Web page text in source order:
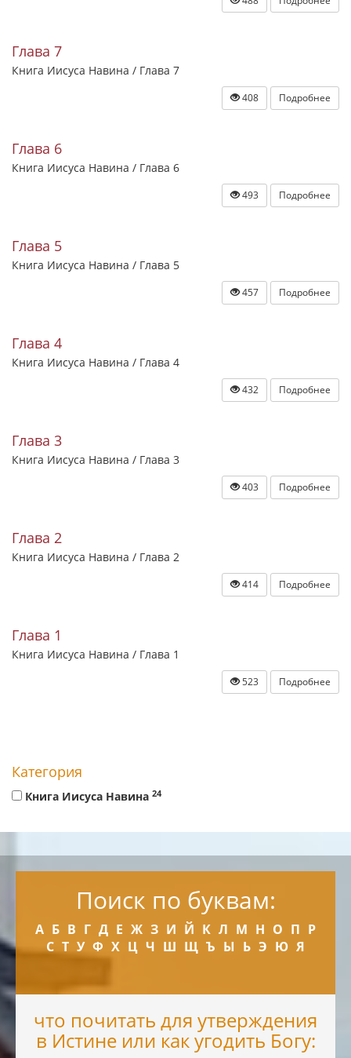
Глава 7
Книга Иисуса Навина / Глава 7
408 Подробнее
Глава 6
Книга Иисуса Навина / Глава 6
493 Подробнее
Глава 5
Книга Иисуса Навина / Глава 5
457 Подробнее
Глава 4
Книга Иисуса Навина / Глава 4
432 Подробнее
Глава 3
Книга Иисуса Навина / Глава 3
403 Подробнее
Глава 2
Книга Иисуса Навина / Глава 2
414 Подробнее
Глава 1
Книга Иисуса Навина / Глава 1
523 Подробнее
Категория
Книга Иисуса Навина 24
Поиск по буквам:
А Б В Г Д Е Ж З И Й К Л М Н О П Р
С Т У Ф Х Ц Ч Ш Щ Ъ Ы Ь Э Ю Я
что почитать для утверждения
в Истине или как угодить Богу: